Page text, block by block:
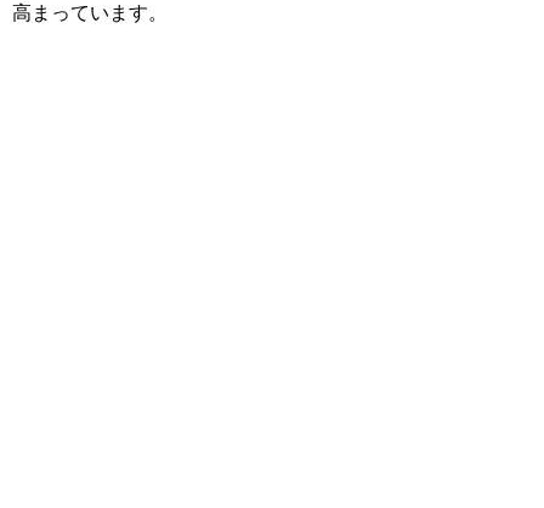
高まっています。